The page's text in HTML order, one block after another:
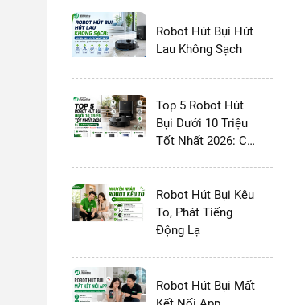
Robot Hút Bụi Hút
Lau Không Sạch
Top 5 Robot Hút
Bụi Dưới 10 Triệu
Tốt Nhất 2026: Có
Robot Hút Bụi Kêu
To, Phát Tiếng
Động Lạ
Robot Hút Bụi Mất